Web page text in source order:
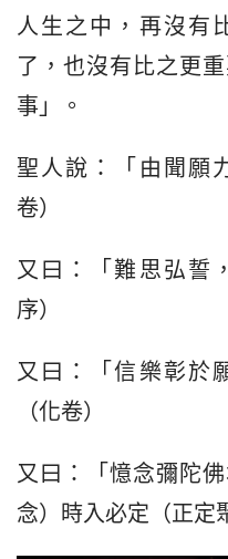
人生之中，再沒有
了，也沒有比之更
事」。
聖人說：「由聞願
卷）
又曰：「難思弘誓
序）
又曰：「信樂彰於
（化卷）
又曰：「憶念彌陀
念）時入必定（正定